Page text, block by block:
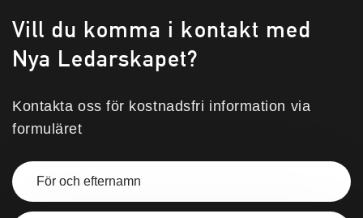
Vill du komma i kontakt med
Nya Ledarskapet?
Kontakta oss för kostnadsfri information via
formuläret